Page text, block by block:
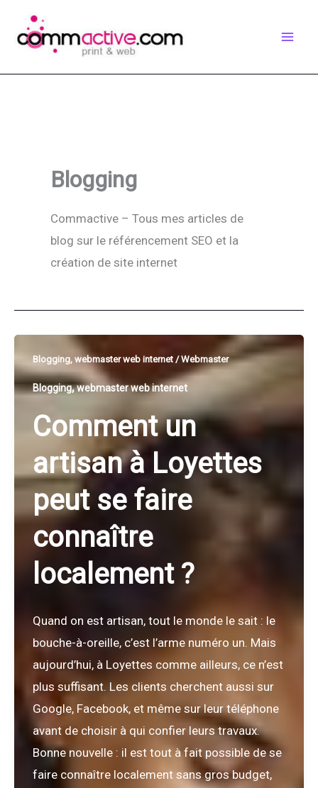
Blogging
Commactive – Tous mes articles de
blog sur le référencement SEO et la
création de site internet
Blogging, webmaster web internet/Webmaster
Blogging,webmaster web internet
Comment un
artisan à Loyettes
peut se faire
connaître
localement ?
Quand on est artisan, tout le monde le sait : le
bouche-à-oreille, c’est l’arme numéro un. Mais
aujourd’hui, à Loyettes comme ailleurs, ce n’est
plus suffisant. Les clients cherchent aussi sur
Google, Facebook, et même sur leur téléphone
avant de choisir à qui confier leurs travaux.
Bonne nouvelle : il est tout à fait possible de se
faire connaître localement sans gros budget,